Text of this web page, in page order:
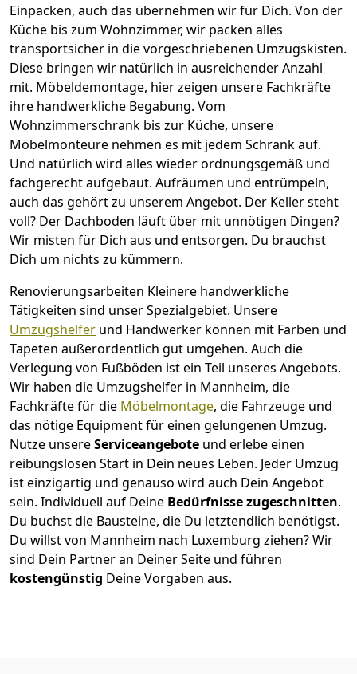
Einpacken, auch das übernehmen wir für Dich. Von der
Küche bis zum Wohnzimmer, wir packen alles
transportsicher in die vorgeschriebenen Umzugskisten.
Diese bringen wir natürlich in ausreichender Anzahl
mit. Möbeldemontage, hier zeigen unsere Fachkräfte
ihre handwerkliche Begabung. Vom
Wohnzimmerschrank bis zur Küche, unsere
Möbelmonteure nehmen es mit jedem Schrank auf.
Und natürlich wird alles wieder ordnungsgemäß und
fachgerecht aufgebaut. Aufräumen und entrümpeln,
auch das gehört zu unserem Angebot. Der Keller steht
voll? Der Dachboden läuft über mit unnötigen Dingen?
Wir misten für Dich aus und entsorgen. Du brauchst
Dich um nichts zu kümmern.
Renovierungsarbeiten Kleinere handwerkliche
Tätigkeiten sind unser Spezialgebiet. Unsere
Umzugshelfer und Handwerker können mit Farben und
Tapeten außerordentlich gut umgehen. Auch die
Verlegung von Fußböden ist ein Teil unseres Angebots.
Wir haben die Umzugshelfer in Mannheim, die
Fachkräfte für die Möbelmontage, die Fahrzeuge und
das nötige Equipment für einen gelungenen Umzug.
Nutze unsereServiceangebote und erlebe einen
reibungslosen Start in Dein neues Leben. Jeder Umzug
ist einzigartig und genauso wird auch Dein Angebot
sein. Individuell auf Deine Bedürfnisse zugeschnitten.
Du buchst die Bausteine, die Du letztendlich benötigst.
Du willst von Mannheim nach Luxemburg ziehen? Wir
sind Dein Partner an Deiner Seite und führen
kostengünstig Deine Vorgaben aus.